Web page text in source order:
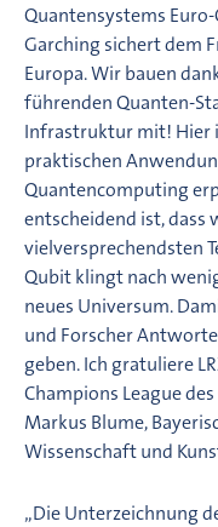
Quantensystems
Garching sichert dem
Europa. Wir bauen
führenden Quanten-
Infrastruktur mit! Hier
praktischen
Quantencomputing
entscheidend ist, dass
vielversprechendsten
Qubit klingt nach
neues Universum.
und Forscher
geben. Ich gratuliere
Champions League
Markus Blume,
Wissenschaft und
„Die Unterzeichnung